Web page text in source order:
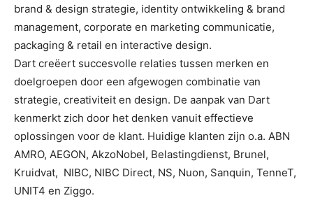
brand & design strategie, identity ontwikkeling & brand
management, corporate en marketing communicatie,
packaging & retail en interactive design.
Dart creëert succesvolle relaties tussen merken en
doelgroepen door een afgewogen combinatie van
strategie, creativiteit en design. De aanpak van Dart
kenmerkt zich door het denken vanuit effectieve
oplossingen voor de klant. Huidige klanten zijn o.a. ABN
AMRO, AEGON, AkzoNobel, Belastingdienst, Brunel,
Kruidvat, NIBC, NIBC Direct, NS, Nuon, Sanquin, TenneT,
UNIT4 en Ziggo.